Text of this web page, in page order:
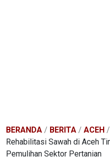
BERANDA / BERITA / ACEH /
Rehabilitasi Sawah di Aceh
Pemulihan Sektor Pertanian